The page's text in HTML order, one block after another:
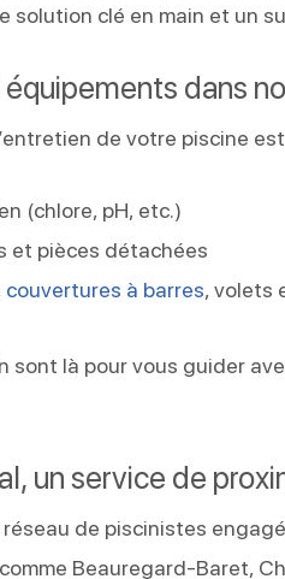
solution clé en main et un
dans
de votre piscine
(chlore, pH, etc.)
et pièces détachées
couvertures à barres, volets
sont là pour vous guider
un service de
réseau de piscinistes
Beauregard-Baret,